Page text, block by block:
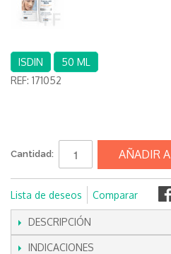
ISDIN
50 ML
REF: 171052
Cantidad: AÑADIR
Lista de deseos Comparar
DESCRIPCIÓN
INDICACIONES